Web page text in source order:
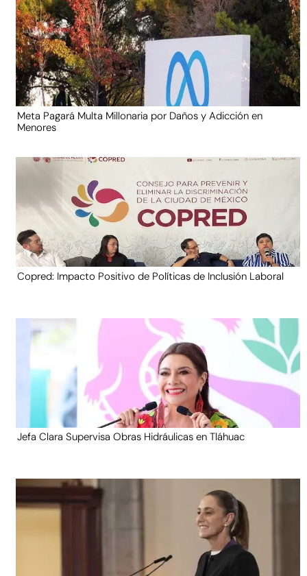
Meta Pagará Multa Millonaria por Daños y Adicción en
Menores
Copred: Impacto Positivo de Políticas de Inclusión Laboral
Jefa Clara Supervisa Obras Hidráulicas en Tláhuac